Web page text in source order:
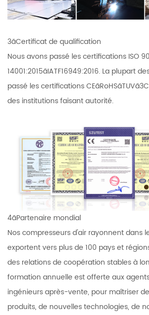
3ãCertificat de qualification
Nous avons passé les certifications ISO
14001:2015ãIATF16949:2016. La plupart
passé les certifications
des institutions faisant autorité.
4ãPartenaire mondial
Nos compresseurs d'air rayonnent dans
exportent vers plus de 100 pays et
des relations de coopération stables à
formation annuelle est offerte aux
ingénieurs après-vente, pour maîtriser
produits, de nouvelles technologies, de